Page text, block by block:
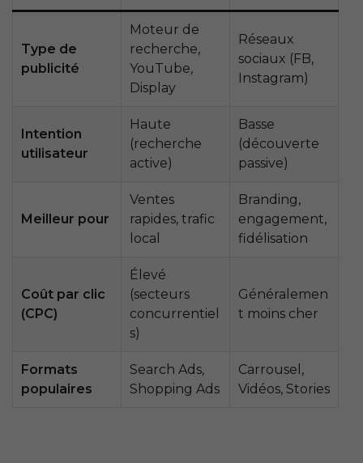
Type de
publicité
Moteur de
recherche,
YouTube,
Display
Réseaux
sociaux (FB,
Instagram)
Intention
utilisateur
Haute
(recherche
active)
Basse
(découverte
passive)
Meilleur pour
Ventes
rapides, trafic
local
Branding,
engagement,
fidélisation
Coût par clic
(CPC)
Élevé
(secteurs
concurrentiel
s)
Généralemen
t moins cher
Formats
populaires
Search Ads,
Shopping Ads
Carrousel,
Vidéos, Stories